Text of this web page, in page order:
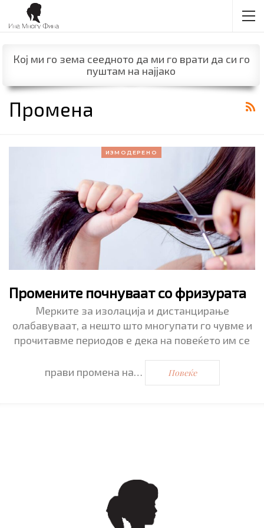
Кој ми го зема сеедното да ми го врати да си го
пуштам на најјако
Промена
ИЗМОДЕРЕНО
Промените почнуваат со фризурата
Мерките за изолација и дистанцирање
олабавуваат, а нешто што многупати го чувме и
прочитавме периодов е дека на повеќето им се
прави промена на… Повеќе